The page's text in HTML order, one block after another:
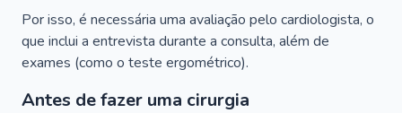
Por isso, é necessária uma avaliação pelo cardiologista, o
que inclui a entrevista durante a consulta, além de
exames (como o teste ergométrico).
Antes de fazer uma cirurgia